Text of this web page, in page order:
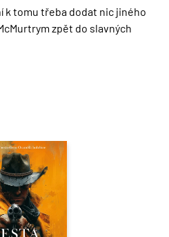
k tomu třeba dodat nic jiného
zpět do slavných